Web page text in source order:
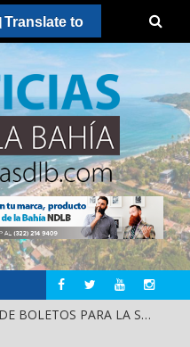
⚾🎟️ ¡YA INICIÓ LA VENTA DE BOLETOS PARA LA SERIE DEL CARIBE KIDS NAYARIT 2026!
Translate to